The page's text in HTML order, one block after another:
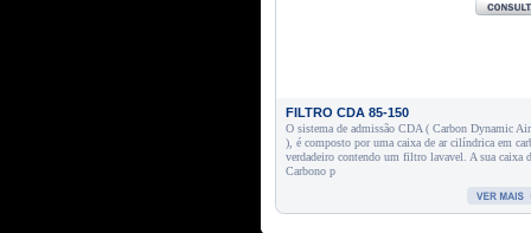
FILTRO CDA 85-150
O sistema de admissão CDA ( Carbon Dynamic
), é composto por uma caixa de ar cilíndrica em
verdadeiro contendo um filtro lavavel. A sua caixa
Carbono p